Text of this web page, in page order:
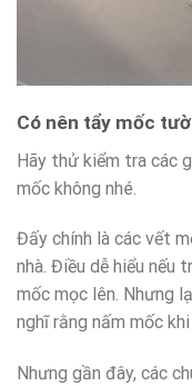
Có nên tẩy mốc
Hãy thử kiểm tra các
mốc không nhé.
Đấy chính là các vết
nhà. Điều dễ hiểu nếu
mốc mọc lên. Nhưng
nghĩ rằng nấm mốc
Nhưng gần đây, các